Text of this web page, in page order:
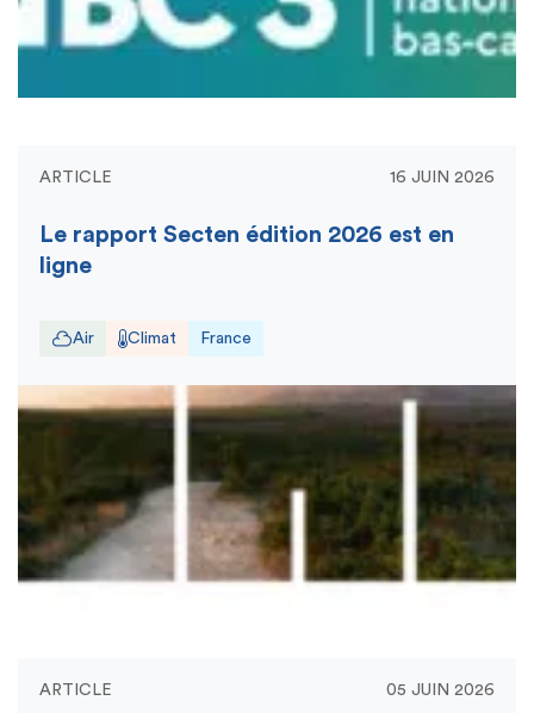
ARTICLE 16 JUIN 2026
Le rapport Secten édition 2026 est en
ligne
Air Climat France
ARTICLE 05 JUIN 2026